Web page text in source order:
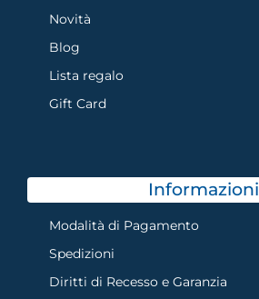
Novità
Blog
Lista regalo
Gift Card
Informazioni
Modalità di Pagamento
Spedizioni
Diritti di Recesso e Garanzia